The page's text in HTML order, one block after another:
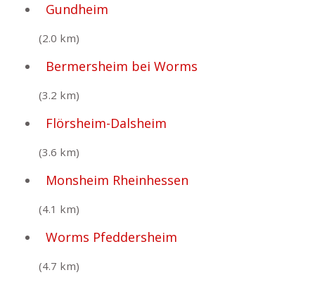
Gundheim
(2.0 km)
Bermersheim bei Worms
(3.2 km)
Flörsheim-Dalsheim
(3.6 km)
Monsheim Rheinhessen
(4.1 km)
Worms Pfeddersheim
(4.7 km)